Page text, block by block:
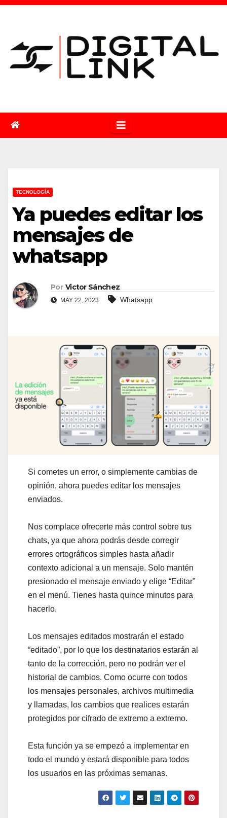
Saltar
TECNOLOGÍA
Ya puedes editar los
mensajes de
whatsapp
Por Victor Sánchez
MAY 22, 2023 Whatsapp
Si cometes un error, o simplemente cambias de
opinión, ahora puedes editar los mensajes
enviados.
Nos complace ofrecerte más control sobre tus
chats, ya que ahora podrás desde corregir
errores ortográficos simples hasta añadir
contexto adicional a un mensaje. Solo mantén
presionado el mensaje enviado y elige “Editar”
en el menú. Tienes hasta quince minutos para
hacerlo.
Los mensajes editados mostrarán el estado
“editado”, por lo que los destinatarios estarán al
tanto de la corrección, pero no podrán ver el
historial de cambios. Como ocurre con todos
los mensajes personales, archivos multimedia
y llamadas, los cambios que realices estarán
protegidos por cifrado de extremo a extremo.
Esta función ya se empezó a implementar en
todo el mundo y estará disponible para todos
los usuarios en las próximas semanas.